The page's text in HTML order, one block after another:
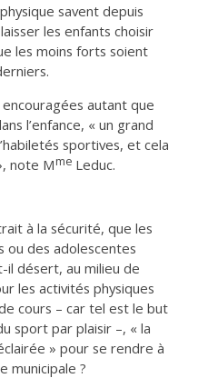
savent depuis
les enfants choisir
les moins forts soient
autant que
l’enfance, « un grand
sportives, et cela
note Mme Leduc.
à la sécurité, que les
ou des adolescentes
il désert, au milieu de
les activités physiques
cours – car tel est le but
sport par plaisir –, « la
» pour se rendre à
municipale ?